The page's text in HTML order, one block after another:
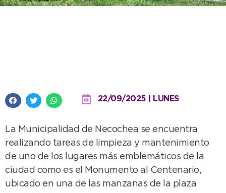
22/09/2025 | LUNES
La Municipalidad de Necochea se encuentra
realizando tareas de limpieza y mantenimiento
de uno de los lugares más emblemáticos de la
ciudad como es el Monumento al Centenario,
ubicado en una de las manzanas de la plaza